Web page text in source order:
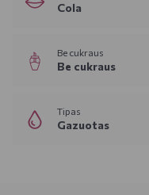
Cola
Be cukraus
Be cukraus
Tipas
Gazuotas